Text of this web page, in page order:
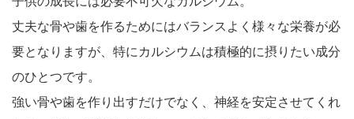
丈夫な骨や歯を作るためにはバランスよく様々な栄養が必
要となりますが、特にカルシウムは積極的に摂りたい成分
のひとつです。
強い骨や歯を作り出すだけでなく、神経を安定させてくれ